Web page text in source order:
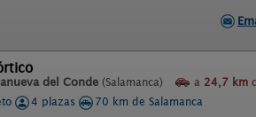
del Conde (Salamanca) a 24,7 km
4 plazas
70 km de Salamanca